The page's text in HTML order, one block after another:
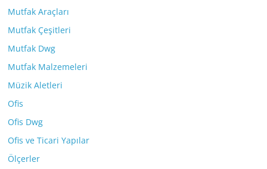
Mutfak Araçları
Mutfak Çeşitleri
Mutfak Dwg
Mutfak Malzemeleri
Müzik Aletleri
Ofis
Ofis Dwg
Ofis ve Ticari Yapılar
Ölçerler